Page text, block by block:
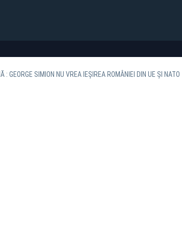
: GEORGE SIMION NU VREA IEȘIREA ROMÂNIEI DIN UE ȘI NATO